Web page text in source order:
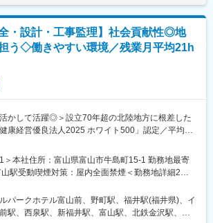
年と働きやすい環境です。
イム勤務が可能です。
の可能性がございます。
３交代勤務）＞
08：15
16：15
24：15
なっております。
より異なるため、ジョブマッチング面談内にて詳
す。
活用した高い水力比率を強みとし多種多様な電源
のエネルギーミックスで低廉な電力提供を可能と
地域の未来をえがき、「総合エネルギー事業」拡
でいます。
・設計・工事監理】社会貢献性◎地
う◇働きやすい環境／残業月平均21h
かして活躍◎＞設立70年超の北陸地方に根差した
康経営優良法人2025 ホワイト500」認定／平均勤
充実～
の基盤を支える大切な仕事を担うやりがい◎～
設備（変電所、送電線等）の巡視点検業務および
計・工事監理業務をお任せします。
＞本社住所：富山県富山市牛島町15-1 勤務地最寄
駅受動喫煙対策：屋内全面禁煙＜勤務地詳細2＞
石川県金沢市下本多町六番丁11番地 勤務地最寄
／野町駅受動喫煙対策：屋内全面禁煙＜勤務地詳
住所：福井県福井市日之出1丁目4番1号 勤務地最寄
パークホテル富山前、野町駅、福井駅(福井県)、イ
駅、西泉駅、新福井駅、富山駅、北鉄金沢駅、福